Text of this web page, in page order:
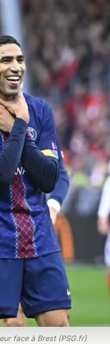
face à Brest (PSG.fr)